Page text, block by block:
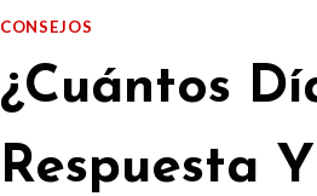
CONSEJOS
¿Cuántos
Respuesta